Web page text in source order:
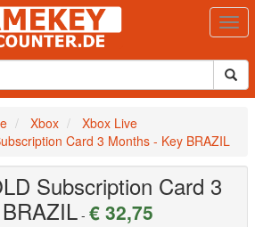
Xbox
Xbox Live
Card 3 Months - Key BRAZIL
Subscription Card 3
- € 32,75